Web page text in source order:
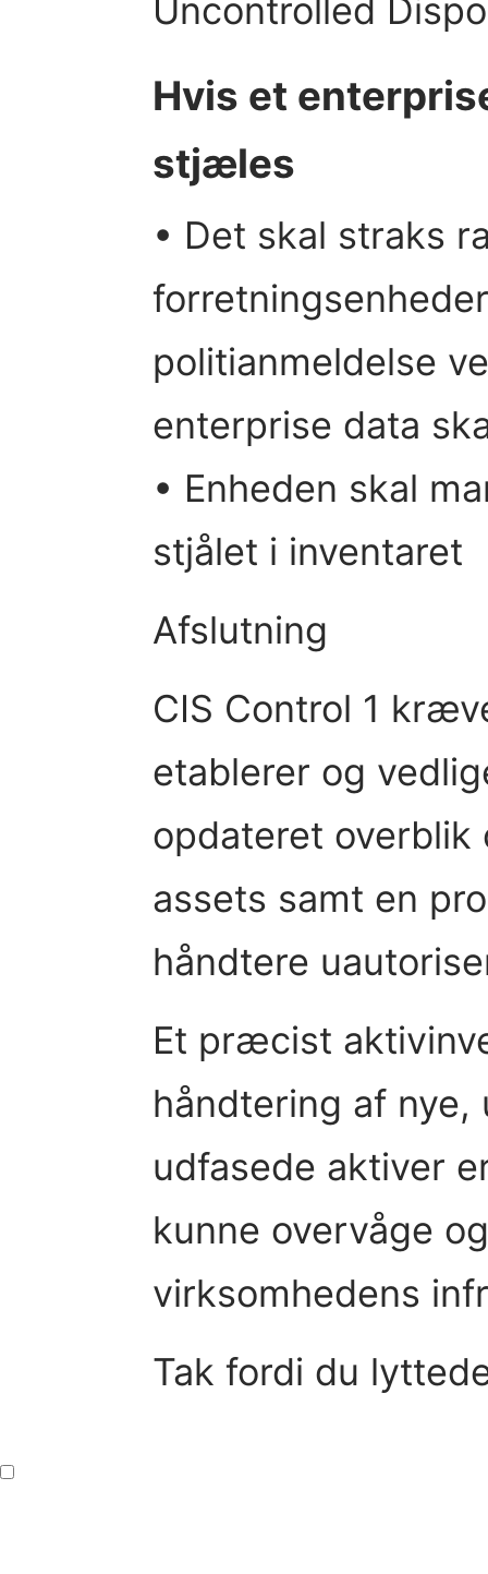
Uncontrolled
Hvis et
stjæles
• Det skal straks
politianmeldelse
enterprise data
• Enheden skal
stjålet i inventaret
Afslutning
CIS Control 1
etablerer og
opdateret overblik
assets samt en
håndtere
Et præcist
håndtering af nye,
udfasede aktiver
kunne overvåge
virksomhedens
Tak fordi du